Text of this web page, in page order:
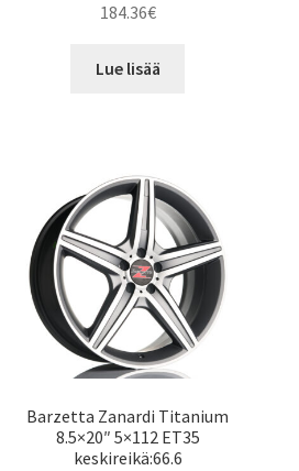
184.36€
Lue lisää
Barzetta Zanardi Titanium
8.5×20″ 5×112 ET35
keskireikä:66.6